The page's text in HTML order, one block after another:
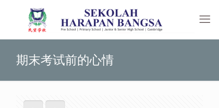
期末考试前的心情